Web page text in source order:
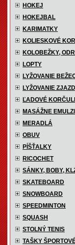
HOKEJ
HOKEJBAL
KARIMATKY
KOLIESKOVÉ
KOLOBEŽKY,
LOPTY
LYŽOVANIE
LYŽOVANIE
ĽADOVÉ
MASÁŽNE
MERADLÁ
OBUV
PÍŠŤALKY
RICOCHET
SÁNKY, BOBY,
SKATEBOARD
SNOWBOARD
SPEEDMINTON
SQUASH
STOLNÝ TENIS
TAŠKY